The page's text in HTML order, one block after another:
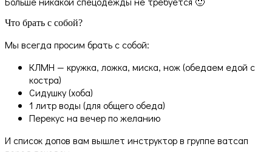
Что брать с собой?
Мы всегда просим брать с собой:
КЛМН — кружка, ложка, миска, нож (обедаем едой с
костра)
Сидушку (хоба)
1 литр воды (для общего обеда)
Перекус на вечер по желанию
И список допов вам вышлет инструктор в группе ватсап